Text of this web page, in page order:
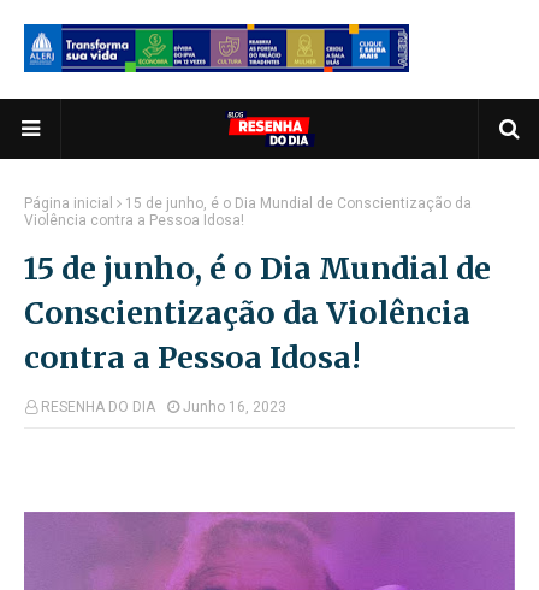
Página inicial
15 de junho, é o Dia Mundial de Conscientização da
Violência contra a Pessoa Idosa!
15 de junho, é o Dia Mundial de
Conscientização da Violência
contra a Pessoa Idosa!
RESENHA DO DIA Junho 16, 2023